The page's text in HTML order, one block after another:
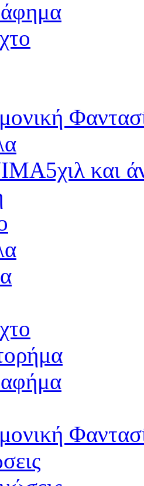
5χιλ και